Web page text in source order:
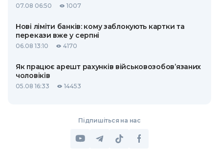
07.08 06:50 1007
Нові ліміти банків: кому заблокують картки та
перекази вже у серпні
06.08 13:10 4170
Як працює арешт рахунків військовозобов’язаних
чоловіків
05.08 16:33 14453
Підпишіться на нас